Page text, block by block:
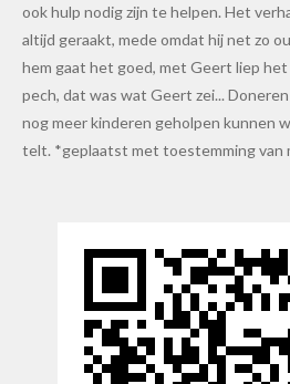
ook hulp nodig zijn te helpen. Het
altijd geraakt, mede omdat hij net zo
hem gaat het goed, met Geert liep
pech, dat was wat Geert zei...
nog meer kinderen geholpen kunnen
telt. *geplaatst met toestemming van